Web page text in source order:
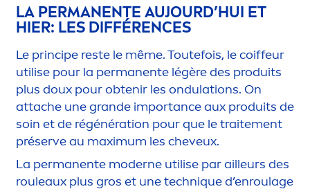
LA PERMANENTE AUJOURD’HUI ET
HIER: LES DIFFÉRENCES
Le principe reste le même. Toutefois, le coiffeur
utilise pour la permanente légère des produits
plus doux pour obtenir les ondulations. On
attache une grande importance aux produits de
soin et de régénération pour que le traitement
préserve au maximum les cheveux.
La permanente moderne utilise par ailleurs des
rouleaux plus gros et une technique d’enroulage